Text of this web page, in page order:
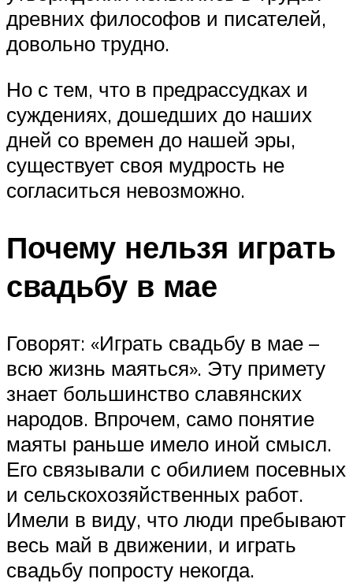
древних философов и писателей,
довольно трудно.
Но с тем, что в предрассудках и
суждениях, дошедших до наших
дней со времен до нашей эры,
существует своя мудрость не
согласиться невозможно.
Почему нельзя играть
свадьбу в мае
Говорят: «Играть свадьбу в мае –
всю жизнь маяться». Эту примету
знает большинство славянских
народов. Впрочем, само понятие
маяты раньше имело иной смысл.
Его связывали с обилием посевных
и сельскохозяйственных работ.
Имели в виду, что люди пребывают
весь май в движении, и играть
свадьбу попросту некогда.